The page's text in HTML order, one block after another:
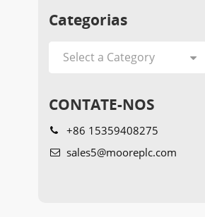
Categorias
CONTATE-NOS
+86 15359408275
sales5@mooreplc.com